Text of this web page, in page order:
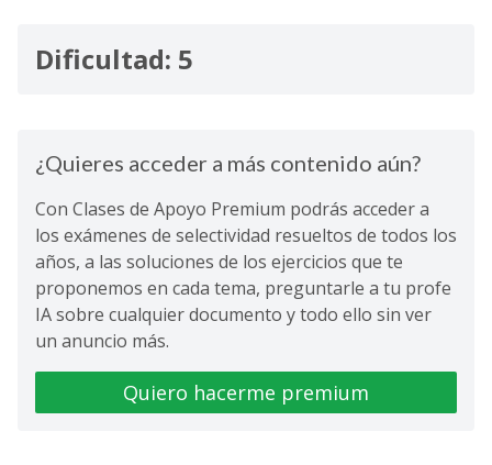
Dificultad: 5
¿Quieres acceder a más contenido aún?
Con Clases de Apoyo Premium podrás acceder a
los exámenes de selectividad resueltos de todos los
años, a las soluciones de los ejercicios que te
proponemos en cada tema, preguntarle a tu profe
IA sobre cualquier documento y todo ello sin ver
un anuncio más.
Quiero hacerme premium